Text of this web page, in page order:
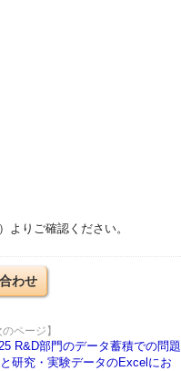
より ご確認ください。
わせ
のページ】
R&D部門のデータ蓄積での問題
研究・実験データのExcelにお